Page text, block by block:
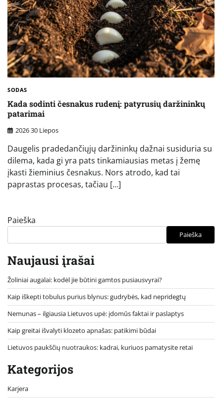
SODAS
Kada sodinti česnakus rudenį: patyrusių daržininkų
patarimai
2026 30 Liepos
Daugelis pradedančiųjų daržininkų dažnai susiduria su
dilema, kada gi yra pats tinkamiausias metas į žemę
įkasti žieminius česnakus. Nors atrodo, kad tai
paprastas procesas, tačiau […]
Paieška
Paieška
Naujausi įrašai
Žoliniai augalai: kodėl jie būtini gamtos pusiausvyrai?
Kaip iškepti tobulus purius blynus: gudrybės, kad nepridegtų
Nemunas – ilgiausia Lietuvos upė: įdomūs faktai ir paslaptys
Kaip greitai išvalyti klozeto apnašas: patikimi būdai
Lietuvos paukščių nuotraukos: kadrai, kuriuos pamatysite retai
Kategorijos
Karjera